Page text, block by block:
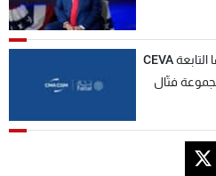
مجموعة CMA CGM عبر شركتها التابعة CEVA